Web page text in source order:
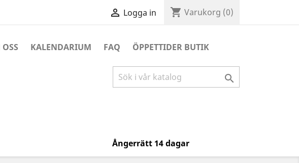
 Logga in shopping_cart Varukorg (0)
KALENDARIUM FAQ ÖPPETTIDER BUTIK

Ångerrätt 14 dagar